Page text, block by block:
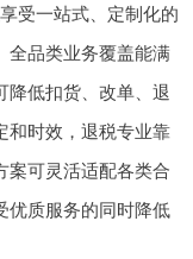
受一站式、定制化的
全品类业务覆盖能满
降低扣货、改单、退
和时效，退税专业靠
案可灵活适配各类合
优质服务的同时降低